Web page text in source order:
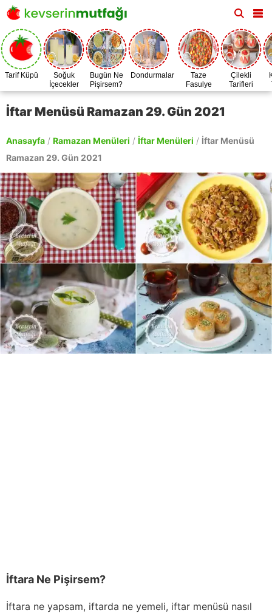
Tarif Küpü
Soğuk
İçecekler
Bugün Ne
Pişirsem?
Dondurmalar
Taze
Fasulye
Zamanı
Çilekli
Tarifleri
İftar Menüsü Ramazan 29. Gün 2021
Anasayfa / Ramazan Menüleri / İftar Menüleri / İftar Menüsü
Ramazan 29. Gün 2021
İftara Ne Pişirsem?
İftara ne yapsam, iftarda ne yemeli, iftar menüsü nasıl